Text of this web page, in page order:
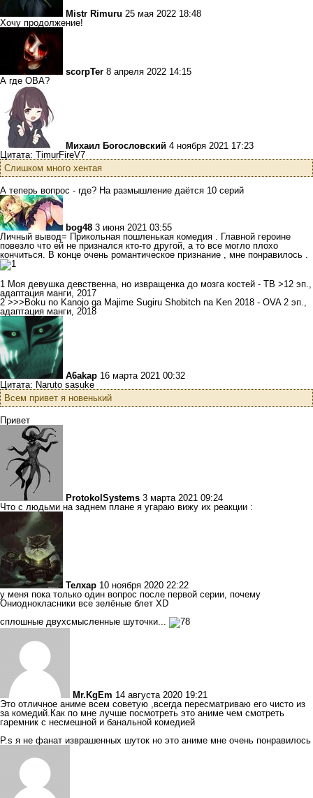
Mistr Rimuru 25 мая 2022 18:48
Хочу продолжение!
scorpTer 8 апреля 2022 14:15
А где ОВА?
Михаил Богословский 4 ноября 2021 17:23
Цитата: TimurFireV7
Слишком много хентая
А теперь вопрос - где? На размышление даётся 10 серий
bog48 3 июня 2021 03:55
Личный вывод= Прикольная пошленькая комедия . Главной героине
повезло что ей не признался кто-то другой, а то все могло плохо
кончиться. В конце очень романтическое признание , мне понравилось .
1 Моя девушка девственна, но извращенка до мозга костей - ТВ >12 эп.,
адаптация манги, 2017
2 >>>Boku no Kanojo ga Majime Sugiru Shobitch na Ken 2018 - OVA 2 эп.,
адаптация манги, 2018
A6akap 16 марта 2021 00:32
Цитата: Naruto sasuke
Всем привет я новенький
Привет
ProtokolSystems 3 марта 2021 09:24
Что с людьми на заднем плане я угараю вижу их реакции :
Телхар 10 ноября 2020 22:22
у меня пока только один вопрос после первой серии, почему
Ониоднокласники все зелёные блет ХD
сплошные двухсмысленные шуточки...
Mr.KgEm 14 августа 2020 19:21
Это отличное аниме всем советую ,всегда пересматриваю его чисто из
за комедий.Как по мне лучше посмотреть это аниме чем смотреть
гаремник с несмешной и банальной комедией
P.s я не фанат изврашенных шуток но это аниме мне очень понравилось